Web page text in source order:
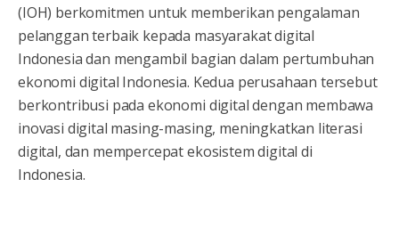
(IOH) berkomitmen untuk memberikan pengalaman
pelanggan terbaik kepada masyarakat digital
Indonesia dan mengambil bagian dalam pertumbuhan
ekonomi digital Indonesia. Kedua perusahaan tersebut
berkontribusi pada ekonomi digital dengan membawa
inovasi digital masing-masing, meningkatkan literasi
digital, dan mempercepat ekosistem digital di
Indonesia.